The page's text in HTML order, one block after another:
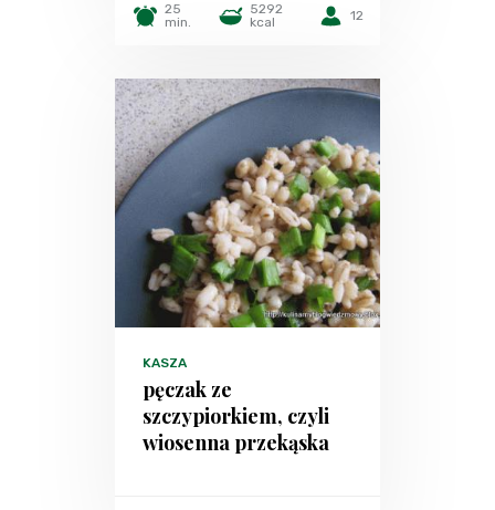
25
min.
5292
kcal
12
KASZA
pęczak ze
szczypiorkiem, czyli
wiosenna przekąska